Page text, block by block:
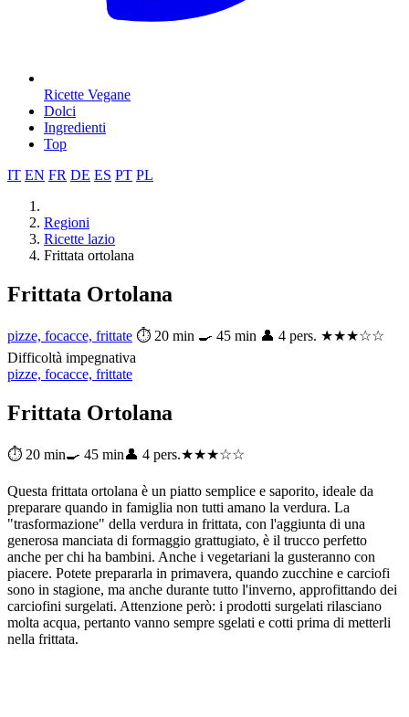
Ricette Vegane
Dolci
Ingredienti
Top
IT EN FR DE ES PT PL
Regioni
Ricette lazio
Frittata ortolana
Frittata Ortolana
pizze, focacce, frittate ⏱ 20 min 🍳 45 min 👤 4 pers. ★★★☆☆
Difficoltà impegnativa
pizze, focacce, frittate
Frittata Ortolana
⏱ 20 min🍳 45 min👤 4 pers.★★★☆☆
Questa frittata ortolana è un piatto semplice e saporito, ideale da
preparare quando in famiglia non tutti amano la verdura. La
"trasformazione" della verdura in frittata, con l'aggiunta di una
generosa manciata di formaggio grattugiato, è il trucco perfetto
anche per chi ha bambini. Anche i vegetariani la gusteranno con
piacere. Potete prepararla in primavera, quando zucchine e carciofi
sono in stagione, ma anche durante tutto l'inverno, approfittando dei
carciofini surgelati. Attenzione però: i prodotti surgelati rilasciano
molta acqua, pertanto vanno sempre sgelati e cotti prima di metterli
nella frittata.